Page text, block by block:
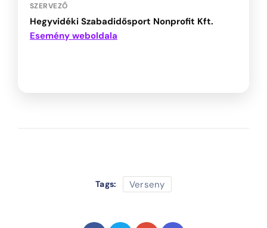
SZERVEZŐ
Hegyvidéki Szabadidősport Nonprofit Kft.
Esemény weboldala
Tags: Verseny